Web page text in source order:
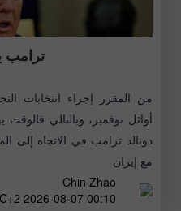
ترامب
من المقرر إجراء انتخابات
أوائل نوفمبر، وبالتالي
دونالد ترامب في الاتجاه إلى
مع إيران
Chin Zhao
00:10 2026-08-07 UTC+2